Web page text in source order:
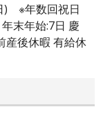
) ※年数回祝日
末年始:7日 慶
産後休暇 有給休